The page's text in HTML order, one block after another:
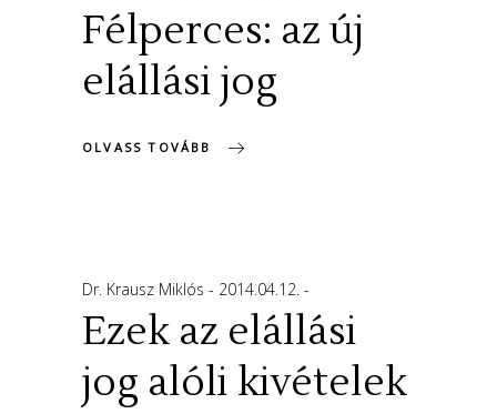
Félperces: az új
elállási jog
OLVASS TOVÁBB
Dr. Krausz Miklós 2014.04.12.
Ezek az elállási
jog alóli kivételek